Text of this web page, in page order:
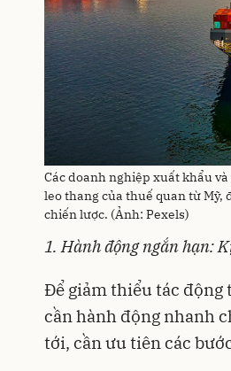
Các doanh nghiệp xuất khẩu
leo thang của thuế quan từ
chiến lược. (Ảnh: Pexels)
1. Hành động ngắn hạn:
Để giảm thiểu tác động
cần hành động nhanh
tới, cần ưu tiên các